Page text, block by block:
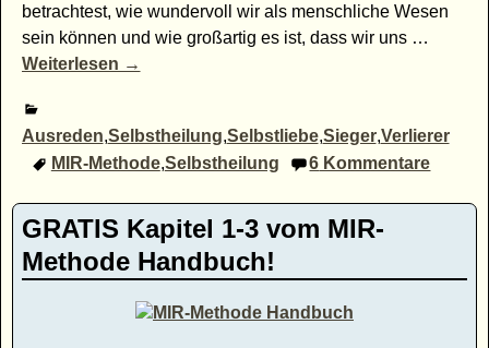
betrachtest, wie wundervoll wir als menschliche Wesen
sein können und wie großartig es ist, dass wir uns …
Weiterlesen →
Ausreden,Selbstheilung,Selbstliebe,Sieger,Verlierer
MIR-Methode,Selbstheilung 6 Kommentare
GRATIS Kapitel 1-3 vom MIR-
Methode Handbuch!